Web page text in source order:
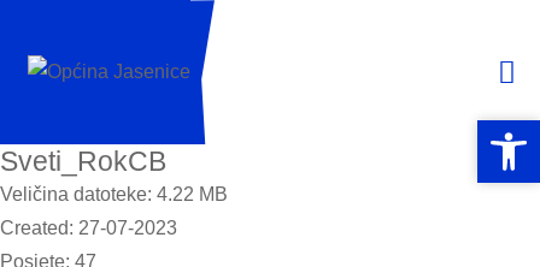
Sveti_RokCB
Veličina datoteke: 4.22 MB
Created: 27-07-2023
Posjete: 47